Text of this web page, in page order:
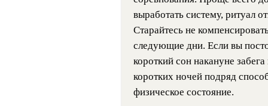
выработать систему, ритуал
Старайтесь не
следующие дни. Если вы
короткий сон накануне забега
коротких ночей подряд
физическое состояние.